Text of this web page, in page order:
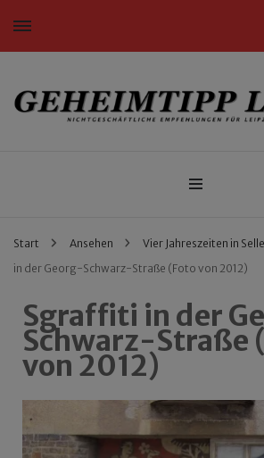
Nichtgeschäftliche Empfehlungen für Leipziger
Start Ansehen Vier Jahreszeiten in
in der Georg-Schwarz-Straße (Foto von 2012)
Sgraffiti in der
Schwarz-Straße
von 2012)